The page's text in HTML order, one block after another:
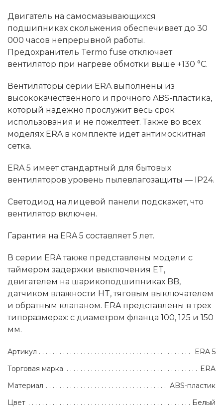
Двигатель на самосмазывающихся
подшипниках скольжения обеспечивает до 30
000 часов непрерывной работы.
Предохранитель Termo fuse отключает
вентилятор при нагреве обмотки выше +130 °C.
Вентиляторы серии ERA выполнены из
высококачественного и прочного ABS-пластика,
который надежно прослужит весь срок
использования и не пожелтеет. Также во всех
моделях ERA в комплекте идет антимоскитная
сетка.
ERA 5 имеет стандартный для бытовых
вентиляторов уровень пылевлагозащиты — IP24.
Светодиод на лицевой панели подскажет, что
вентилятор включен.
Гарантия на ERA 5 составляет 5 лет.
В серии ERA также представлены модели с
таймером задержки выключения ET,
двигателем на шарикоподшипниках BB,
датчиком влажности HT, тяговым выключателем
и обратным клапаном. ERA представлены в трех
типоразмерах: с диаметром фланца 100, 125 и 150
мм.
Артикул
ERA 5
Торговая марка
ERA
Материал
ABS-пластик
Цвет
Белый